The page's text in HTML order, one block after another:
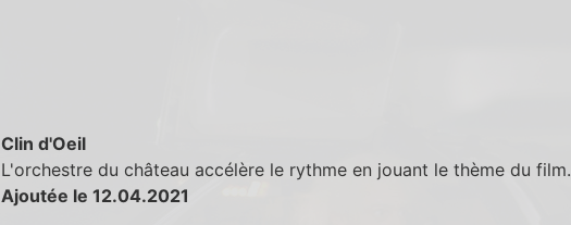
Clin d'Oeil
L'orchestre du château accélère le rythme en jouant le thème du film.
Ajoutée le 12.04.2021